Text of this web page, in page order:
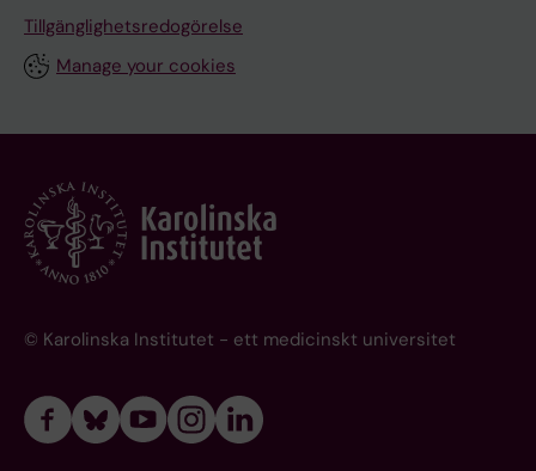
Tillgänglighetsredogörelse
Manage your cookies
© Karolinska Institutet - ett medicinskt universitet